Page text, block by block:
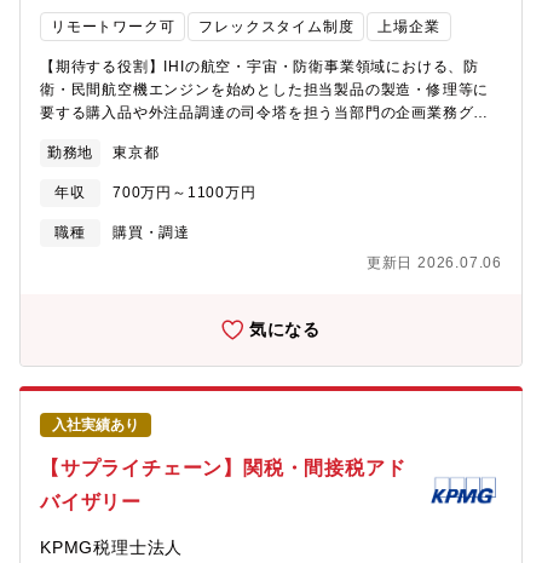
ジェクトは2-3名で担当しております。【募集背景】既存顧客およ
び営業部門から連携を受ける案件が増加しており、コンサルティ
体制ではすべての案件に十分に対応することが難しく、即戦力と
なる人材を募集することに至りました。■組織構成ソリューション
本部 コンサルティング部：5名(管理職含む)※創業時の初期メン
バー2名 ■ポジション魅力・お客様の「予算」「やりたいこと」
きる点が大きな特徴です。単なるパッケージ提案ではなく、課題
ダクトに限定せず、他社の物流関連商品やソリューション改善策
の一部として組み込む柔軟なスタンスを持っています。
リモートワーク可 フレックスタイム制度 上場企業
【期待する役割】IHIの航空・宇宙・防衛事業領域における、防
衛・民間航空機エンジンを始めとした担当製品の製造・修理等に
要する購入品や外注品調達の司令塔を担う当部門の企画業務グル
画や調達業務に関わるIT・システム導入プロジェクトの部門窓口
として要件定義に関わるなど、戦略や業務改善、DXなどの様々な
調達に関わる企画業務を、ご経験に合わせてお任せいたします。
【具体的には】◆調達業務のDX推進（高度化・効率化）パフォー
し込む/tableauやRPAなどのソフトを用いてオペレーショナルな
宙・防衛事業領域のDX部門と連携し、調達部門の窓口としてシス
テムの要件定義～構築・導入を推進※上記のような業務をご経験
に合わせてお任せいたします。いずれの業務も社内外のステーク
ホルダーとのタフな交渉や調整が発生し、協力しながら取りまと
めを進めていただきます。【ポジションの魅力】・IHIの成長事業
である航空・宇宙・防衛事業領域の調達を取りまとめる司令塔と
して、様々な企画業務に携わることができます。・社内外のパー
トナーと協力し、チームとして課題に取り組む活動を通じてキャ
リアを充実させ、リーダーとして活躍できる人材へとステップア
的な残業もなく、長期就業可能な環境です。またコアタイム無の
勤務地 東京都
年収 700万円～1100万円
職種
購買・調達
更新日 2026.07.06
気になる
入社実績あり
【サプライチェーン】関税・間接税アド
バイザリー
KPMG税理士法人